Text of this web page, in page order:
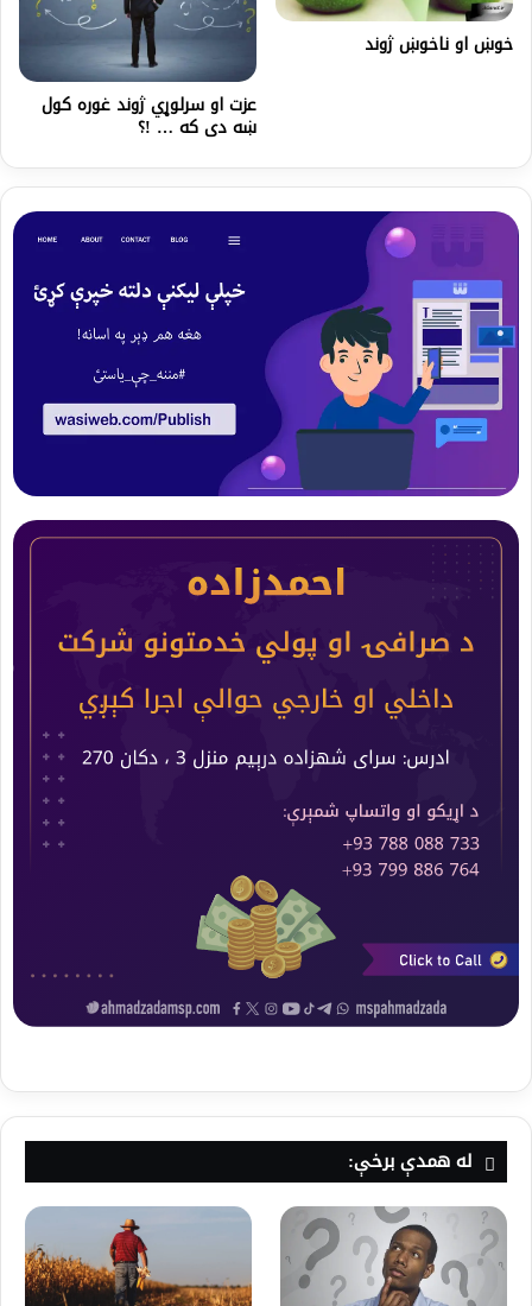
خوښ او ناخوښ ژوند
عزت او سرلوړي ژوند غوره کول
ښه دی که … !؟
له همدې برخې: